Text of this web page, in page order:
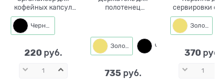
кофейных капсул
304-014 настенный
Черный
220 руб.
полотенец
Золото
735 руб.
сервировки
590-213
h=21 см
Золото
370